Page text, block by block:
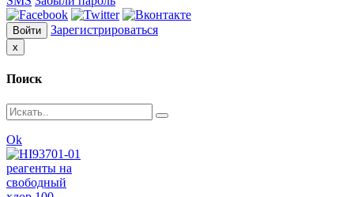
Войти Зарегистрироваться
x
Поиск
Ok